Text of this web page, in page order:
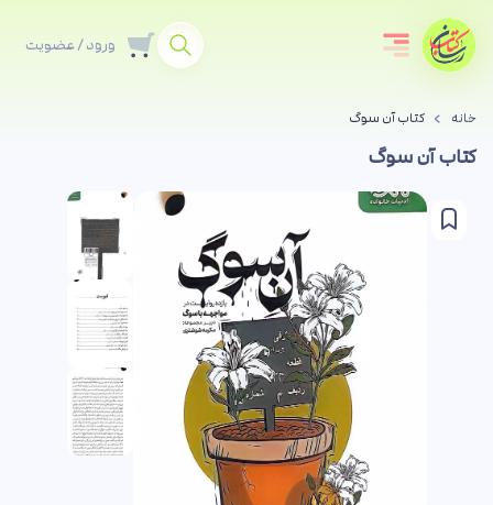
ورود / عضویت
خانه کتاب آن سوگ
کتاب آن سوگ